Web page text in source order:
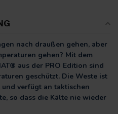
nach draußen gehen, aber
gehen? Mit dem
aus der PRO Edition sind
geschützt. Die Weste ist
verfügt an taktischen
so dass die Kälte nie wieder